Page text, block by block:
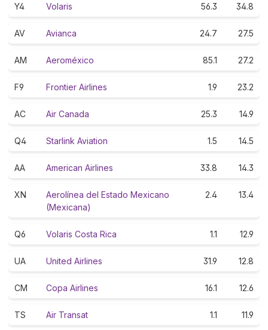
Y4 Volaris 56.3 34.8
AV Avianca 24.7 27.5
AM Aeroméxico 85.1 27.2
F9 Frontier Airlines 1.9 23.2
AC Air Canada 25.3 14.9
Q4 Starlink Aviation 1.5 14.5
AA American Airlines 33.8 14.3
XN
Aerolínea del Estado Mexicano
(Mexicana)
2.4 13.4
Q6 Volaris Costa Rica 1.1 12.9
UA United Airlines 31.9 12.8
CM Copa Airlines 16.1 12.6
TS Air Transat 1.1 11.9